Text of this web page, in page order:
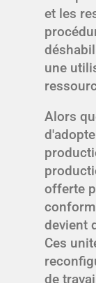
et les
une
Alors
offerte
devient
Ces
de